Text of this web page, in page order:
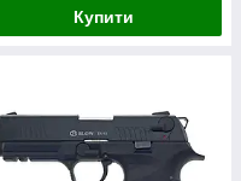
Купити